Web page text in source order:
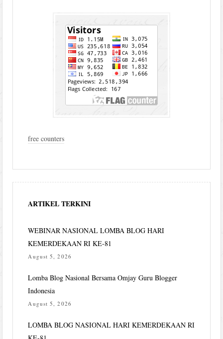
free counters
ARTIKEL TERKINI
WEBINAR NASIONAL LOMBA BLOG HARI
KEMERDEKAAN RI KE-81
August 5, 2026
Lomba Blog Nasional Bersama Omjay Guru Blogger
Indonesia
August 5, 2026
LOMBA BLOG NASIONAL HARI KEMERDEKAAN RI